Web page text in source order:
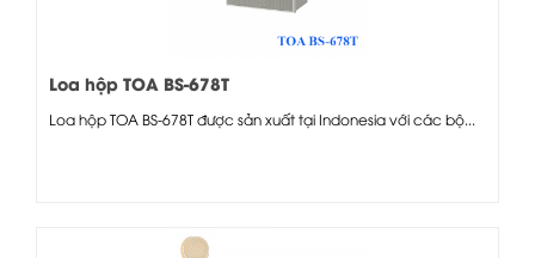
Loa hộp TOA BS-678T
Loa hộp TOA BS-678T được sản xuất tại Indonesia với các bộ...